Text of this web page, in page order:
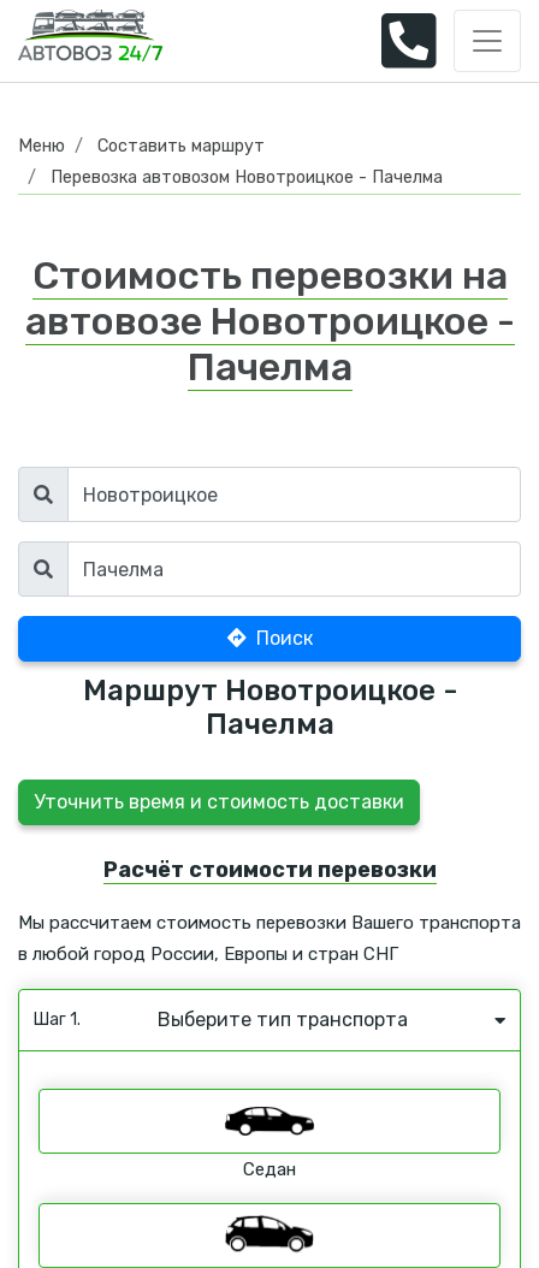
Меню
Составить маршрут
Перевозка автовозом Новотроицкое - Пачелма
Стоимость перевозки на
автовозе Новотроицкое -
Пачелма
Поиск
Маршрут Новотроицкое -
Пачелма
Уточнить время и стоимость доставки
Расчёт стоимости перевозки
Мы рассчитаем стоимость перевозки Вашего транспорта
в любой город России, Европы и стран СНГ
Шаг 1. Выберите тип транспорта
Седан